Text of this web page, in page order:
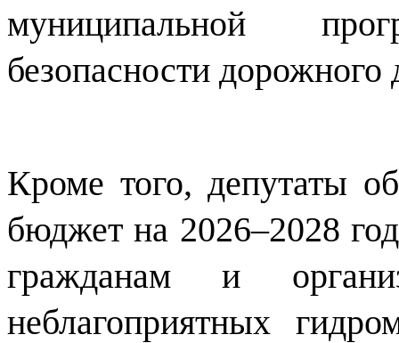
муниципальной
безопасности
Кроме того, депутаты
бюджет на 2026–2028
гражданам и
неблагоприятных